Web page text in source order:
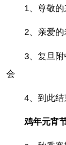
1、尊敬的
2、亲爱的
3、复旦附
会
4、到此结
鸡年元宵